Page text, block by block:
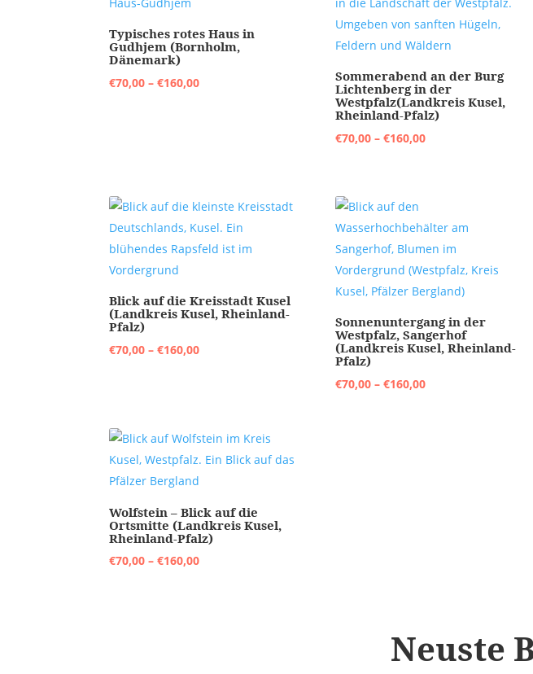
Typisches rotes Haus in
Gudhjem (Bornholm,
Dänemark)
€70,00 –€160,00Preisspanne:
Sommerabend an der Burg
Lichtenberg in der
Westpfalz(Landkreis Kusel,
Rheinland-Pfalz)
€70,00 –€160,00Preisspanne:
Blick auf die Kreisstadt Kusel
(Landkreis Kusel, Rheinland-
Pfalz)
€70,00 –€160,00Preisspanne:
Sonnenuntergang in der
Westpfalz, Sangerhof
(Landkreis Kusel, Rheinland-
Pfalz)
€70,00 –€160,00Preisspanne:
Wolfstein – Blick auf die
Ortsmitte (Landkreis Kusel,
Rheinland-Pfalz)
€70,00 –€160,00Preisspanne:
Neuste